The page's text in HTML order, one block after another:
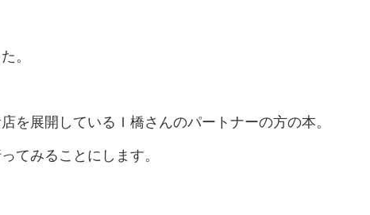
。
を展開しているＩ橋さんのパートナーの方の本。
てみることにします。